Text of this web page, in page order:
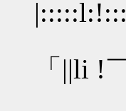
「||li !